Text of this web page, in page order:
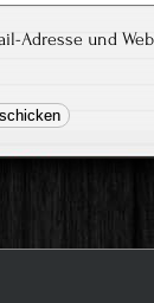
Adresse und